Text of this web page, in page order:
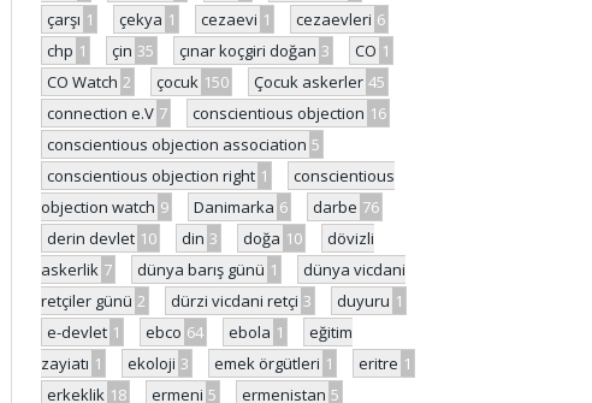
çarşı 1 çekya 1 cezaevi 1 cezaevleri 6
chp 1 çin 35 çınar koçgiri doğan 3 CO 1
CO Watch 2 çocuk 150 Çocuk askerler 45
connection e.V 7 conscientious objection 16
conscientious objection association 5
conscientious objection right 1
conscientious
objection watch 9 Danimarka 6 darbe 76
derin devlet 10 din 3 doğa 10
dövizli
askerlik 7 dünya barış günü 1
dünya vicdani
retçiler günü 2 dürzi vicdani retçi 3 duyuru 1
e-devlet 1 ebco 64 ebola 1
eğitim
zayiatı 1 ekoloji 3 emek örgütleri 1 eritre 1
erkeklik 18 ermeni 5 ermenistan 5